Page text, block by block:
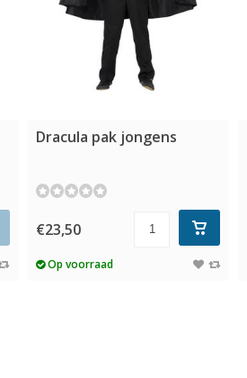
Dracula pak jongens
€23,50
Op voorraad